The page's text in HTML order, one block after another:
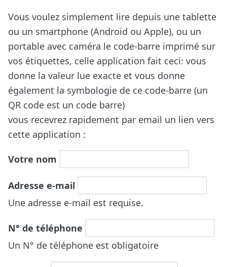
Vous voulez simplement lire depuis une tablette
ou un smartphone (Android ou Apple), ou un
portable avec caméra le code-barre imprimé sur
vos étiquettes, celle application fait ceci: vous
donne la valeur lue exacte et vous donne
également la symbologie de ce code-barre (un
QR code est un code barre)
vous recevrez rapidement par email un lien vers
cette application :
Votre nom
Adresse e-mail
Une adresse e-mail est requise.
N° de téléphone
Un N° de téléphone est obligatoire